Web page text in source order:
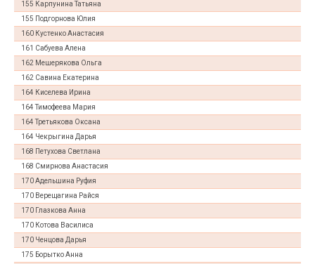
155 Карпунина Татьяна
155 Подгорнова Юлия
160 Кустенко Анастасия
161 Сабуева Алена
162 Мешерякова Ольга
162 Савина Екатерина
164 Киселева Ирина
164 Тимофеева Мария
164 Третьякова Оксана
164 Чекрыгина Дарья
168 Петухова Светлана
168 Смирнова Анастасия
170 Адельшина Руфия
170 Верещагина Райся
170 Глазкова Анна
170 Котова Василиса
170 Ченцова Дарья
175 Борытко Анна